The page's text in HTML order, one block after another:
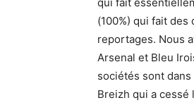
(100%) qui fait
reportages. Nous
Arsenal et Bleu
sociétés sont dans
Breizh qui a cessé